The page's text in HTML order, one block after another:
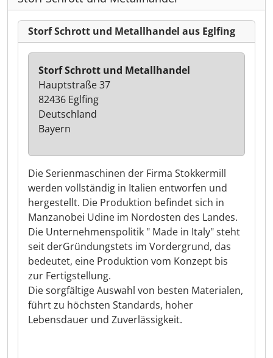
Storf Schrott und Metallhandel aus Eglfing
Die Serienmaschinen der Firma Stokkermill
werden vollständig in Italien entworfen und
hergestellt. Die Produktion befindet sich in
Manzanobei Udine im Nordosten des Landes.
Die Unternehmenspolitik " Made in Italy" steht
seit derGründungstets im Vordergrund, das
bedeutet, eine Produktion vom Konzept bis
zur Fertigstellung.
Die sorgfältige Auswahl von besten Materialen,
führt zu höchsten Standards, hoher
Lebensdauer und Zuverlässigkeit.
Storf Schrott und Metallhandel
Hauptstraße 37
82436 Eglfing
Deutschland
Bayern